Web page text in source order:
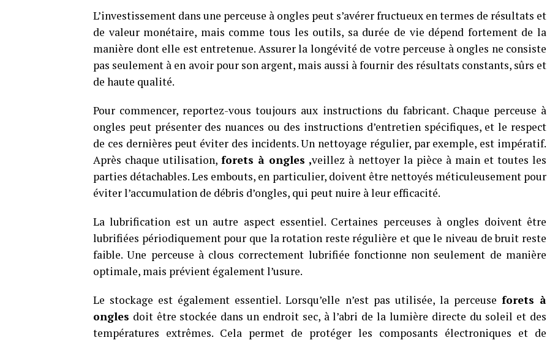
L’investissement dans une perceuse à ongles peut s’avérer fructueux en termes de résultats et
de valeur monétaire, mais comme tous les outils, sa durée de vie dépend fortement de la
manière dont elle est entretenue. Assurer la longévité de votre perceuse à ongles ne consiste
pas seulement à en avoir pour son argent, mais aussi à fournir des résultats constants, sûrs et
de haute qualité.
Pour commencer, reportez-vous toujours aux instructions du fabricant. Chaque perceuse à
ongles peut présenter des nuances ou des instructions d’entretien spécifiques, et le respect
de ces dernières peut éviter des incidents. Un nettoyage régulier, par exemple, est impératif.
Après chaque utilisation,forets à ongles ,veillez à nettoyer la pièce à main et toutes les
parties détachables. Les embouts, en particulier, doivent être nettoyés méticuleusement pour
éviter l’accumulation de débris d’ongles, qui peut nuire à leur efficacité.
La lubrification est un autre aspect essentiel. Certaines perceuses à ongles doivent être
lubrifiées périodiquement pour que la rotation reste régulière et que le niveau de bruit reste
faible. Une perceuse à clous correctement lubrifiée fonctionne non seulement de manière
optimale, mais prévient également l’usure.
Le stockage est également essentiel. Lorsqu’elle n’est pas utilisée, la perceuse forets à
ongles doit être stockée dans un endroit sec, à l’abri de la lumière directe du soleil et des
températures extrêmes. Cela permet de protéger les composants électroniques et de